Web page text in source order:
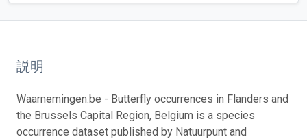
説明
Waarnemingen.be - Butterfly occurrences in Flanders and
the Brussels Capital Region, Belgium is a species
occurrence dataset published by Natuurpunt and